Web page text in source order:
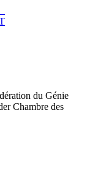
du Génie
Chambre des